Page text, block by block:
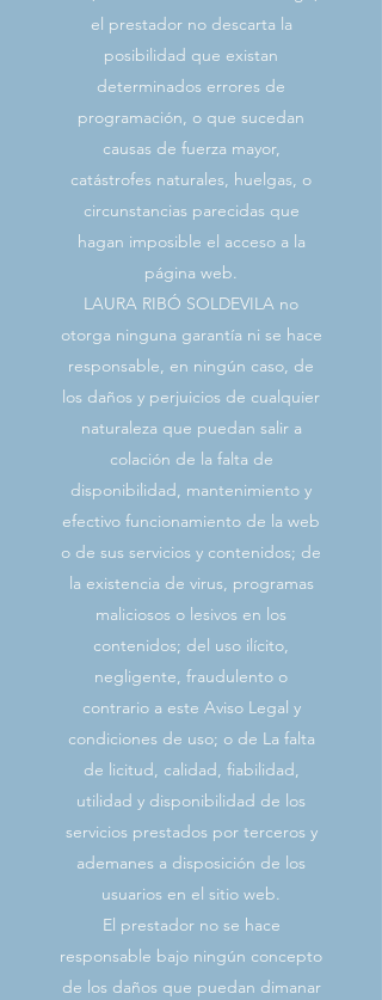
el prestador no descarta la
posibilidad que existan
determinados errores de
programación, o que sucedan
causas de fuerza mayor,
catástrofes naturales, huelgas, o
circunstancias parecidas que
hagan imposible el acceso a la
página web.
LAURA RIBÓ SOLDEVILA no
otorga ninguna garantía ni se hace
responsable, en ningún caso, de
los daños y perjuicios de cualquier
naturaleza que puedan salir a
colación de la falta de
disponibilidad, mantenimiento y
efectivo funcionamiento de la web
o de sus servicios y contenidos; de
la existencia de virus, programas
maliciosos o lesivos en los
contenidos; del uso ilícito,
negligente, fraudulento o
contrario a este Aviso Legal y
condiciones de uso; o de La falta
de licitud, calidad, fiabilidad,
utilidad y disponibilidad de los
servicios prestados por terceros y
ademanes a disposición de los
usuarios en el sitio web.
El prestador no se hace
responsable bajo ningún concepto
de los daños que puedan dimanar